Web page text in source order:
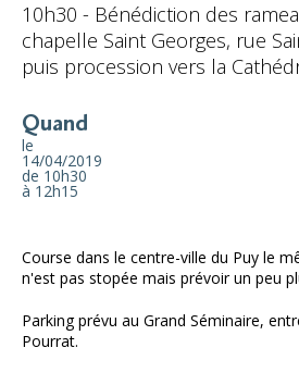
10h30 - Bénédiction des
chapelle Saint Georges, rue
puis procession vers la
Quand
le
14/04/2019
de 10h30
à 12h15
Course dans le centre-ville du Puy le
n'est pas stopée mais prévoir un peu
Parking prévu au Grand Séminaire,
Pourrat.